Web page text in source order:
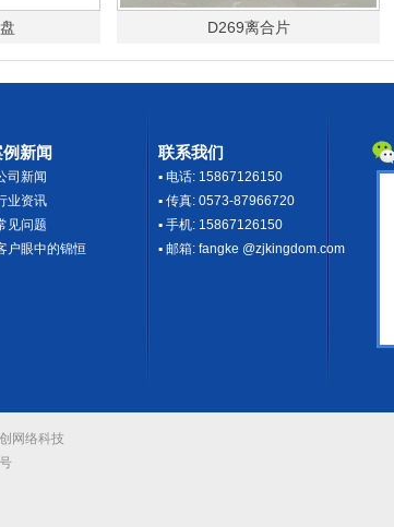
D269离合片
新闻
司新闻
业资讯
见问题
户眼中的锦恒
联系我们
▪ 电话: 15867126150
▪ 传真: 0573-87966720
▪ 手机: 15867126150
▪ 邮箱: fangke @zjkingdom.com
网络科技